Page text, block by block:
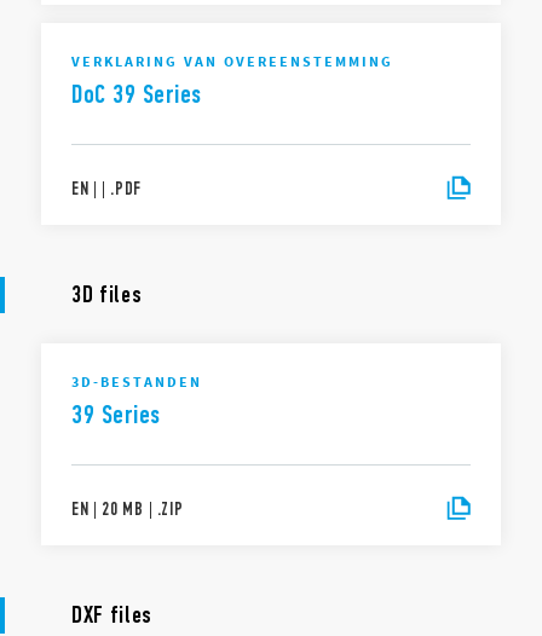
VERKLARING VAN OVEREENSTEMMING
DoC 39 Series
EN | | .PDF
3D files
3D-BESTANDEN
39 Series
EN | 20 MB | .ZIP
DXF files